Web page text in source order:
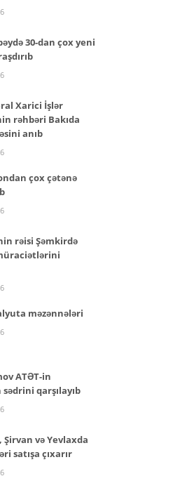
30-dan çox yeni
Xarici İşlər
rəhbəri Bakıda
anıb
çox çətənə
rəisi Şəmkirdə
məzənnələri
ATƏT-in
qarşılayıb
Şirvan və Yevlaxda
satışa çıxarır